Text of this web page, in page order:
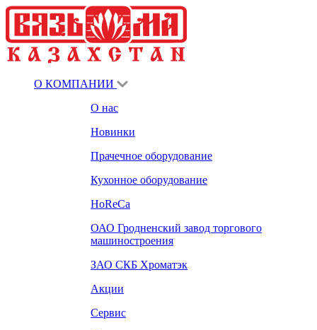
О КОМПАНИИ
О нас
Новинки
Прачечное оборудование
Кухонное оборудование
HoReCa
ОАО Гродненский завод торгового
машиностроения
ЗАО СКБ Хроматэк
Акции
Сервис